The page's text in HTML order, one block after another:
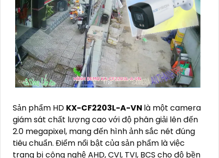
Sản phẩm HD KX-CF2203L-A-VN là một camera
giám sát chất lượng cao với độ phân giải lên đến
2.0 megapixel, mang đến hình ảnh sắc nét đúng
tiêu chuẩn. Điểm nổi bật của sản phẩm là việc
trang bị công nghệ AHD, CVI, TVI, BCS cho độ bền